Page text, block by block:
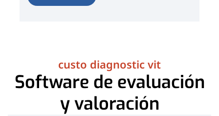
custo diagnostic vit
Software de evaluación
y valoración